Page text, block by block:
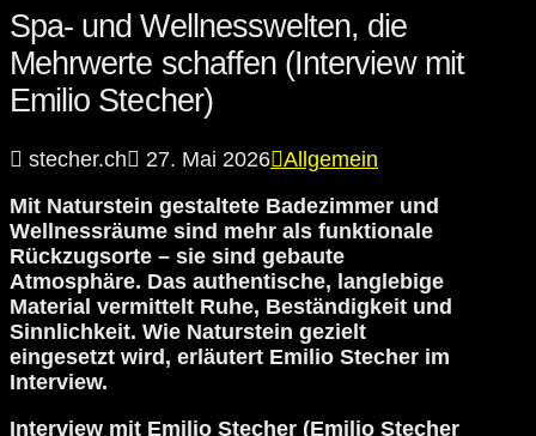
Spa- und Wellnesswelten, die
Mehrwerte schaffen (Interview mit
Emilio Stecher)
stecher.ch 27. Mai 2026 Allgemein
Mit Naturstein gestaltete Badezimmer und
Wellnessräume sind mehr als funktionale
Rückzugsorte – sie sind gebaute
Atmosphäre. Das authentische, langlebige
Material vermittelt Ruhe, Beständigkeit und
Sinnlichkeit. Wie Naturstein gezielt
eingesetzt wird, erläutert Emilio Stecher im
Interview.
Interview mit Emilio Stecher (Emilio Stecher